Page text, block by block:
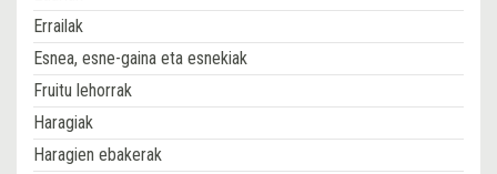
Errailak
Esnea, esne-gaina eta esnekiak
Fruitu lehorrak
Haragiak
Haragien ebakerak